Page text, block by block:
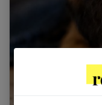
Les yeux de